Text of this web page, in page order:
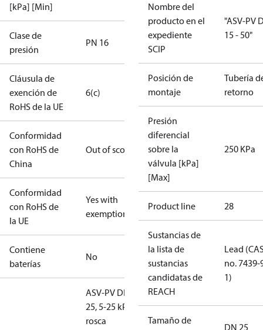
[kPa] [Min]
Clase de
presión
PN 16
Cláusula de
exención de
RoHS de la UE
6(c)
Conformidad
con RoHS de
China
Out of scope
Conformidad
con RoHS de
la UE
Yes with
exemptions
Contiene
baterías
No
ASV-PV DN
25, 5-25 kPa,
rosca
Nombre del
producto en el
expediente
SCIP
"ASV-PV
15 - 50"
Posición de
montaje
Tubería
retorno
Presión
diferencial
sobre la
válvula [kPa]
[Max]
250 KPa
Product line 28
Sustancias de
la lista de
sustancias
candidatas de
REACH
Lead
no. 7439-
1)
Tamaño de
DN 25